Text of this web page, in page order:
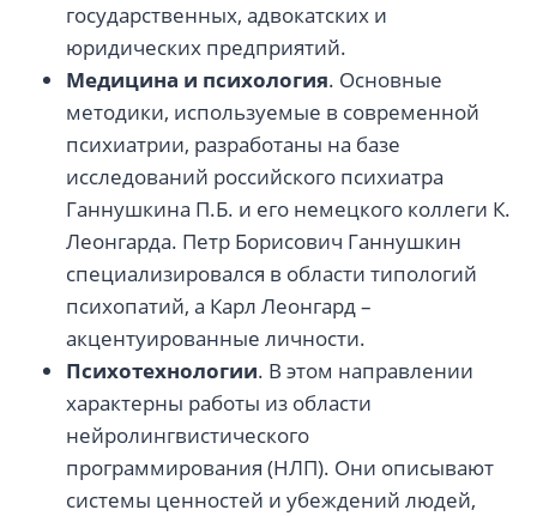
государственных, адвокатских и
юридических предприятий.
Медицина и психология. Основные
методики, используемые в современной
психиатрии, разработаны на базе
исследований российского психиатра
Ганнушкина П.Б. и его немецкого коллеги К.
Леонгарда. Петр Борисович Ганнушкин
специализировался в области типологий
психопатий, а Карл Леонгард –
акцентуированные личности.
Психотехнологии. В этом направлении
характерны работы из области
нейролингвистического
программирования (НЛП). Они описывают
системы ценностей и убеждений людей,